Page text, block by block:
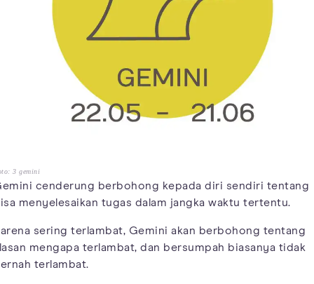
3 gemini
cenderung berbohong kepada diri sendiri tentang
menyelesaikan tugas dalam jangka waktu tertentu.
sering terlambat, Gemini akan berbohong tentang
mengapa terlambat, dan bersumpah biasanya tidak
terlambat.